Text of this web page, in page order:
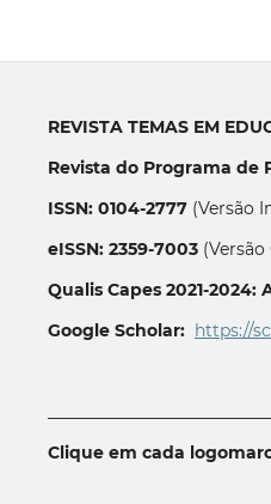
REVISTA TEMAS EM
Revista do Programa de
ISSN: 0104-2777(Versão
eISSN: 2359-7003(Versão
Qualis Capes 2021-2024:
Google Scholar: https://
Clique em cada